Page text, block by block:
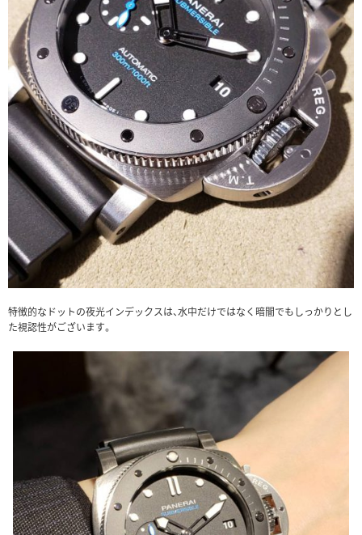
特徴的なドットの夜光インデックスは、水中だけではなく暗闇でもしっかりとし
た視認性がございます。